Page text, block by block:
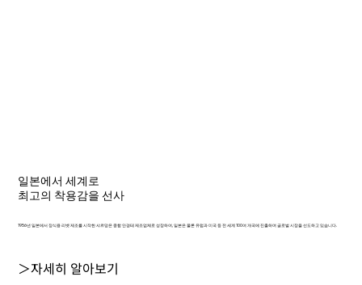
일본에서 세계로
최고의 착용감을 선사
1956년 일본에서 장식용 리벳 제조를 시작한 샤르망은 종합 안경테 제조업체로 성장하여, 일본은 물론 유럽과 미국 등 전 세계 100여 개국에 진출하며 글로벌 시장을 선도하고 있습니다.
＞자세히 알아보기